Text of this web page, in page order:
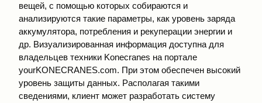
вещей, с помощью которых собираются и
анализируются такие параметры, как уровень заряда
аккумулятора, потребления и рекуперации энергии и
др. Визуализированная информация доступна для
владельцев техники Konecranes на портале
yourKONECRANES.com. При этом обеспечен высокий
уровень защиты данных. Располагая такими
сведениями, клиент может разработать систему